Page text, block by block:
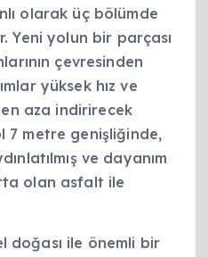
olarak üç bölümde
Yeni yolun bir parçası
çevresinden
yüksek hız ve
aza indirirecek
7 metre genişliğinde,
ve dayanım
olan asfalt ile
doğası ile önemli bir